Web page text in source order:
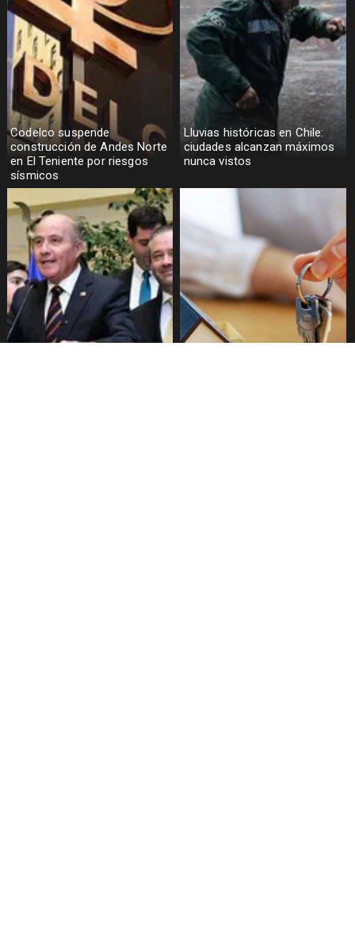
Codelco suspende
construcción de Andes Norte
en El Teniente por riesgos
sísmicos
Lluvias históricas en Chile:
ciudades alcanzan máximos
nunca vistos